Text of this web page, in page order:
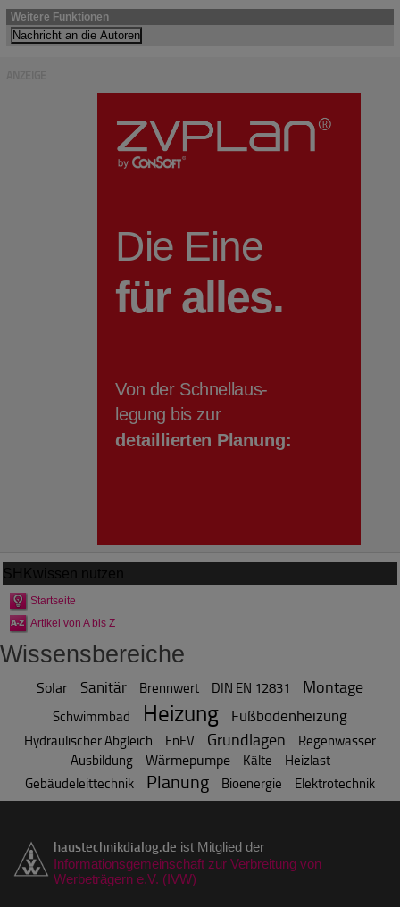
Weitere Funktionen
SHKwissen nutzen
Startseite
Artikel von A bis Z
Wissensbereiche
Solar Sanitär Brennwert DIN EN 12831 Montage
Schwimmbad Heizung Fußbodenheizung
Hydraulischer Abgleich EnEV Grundlagen
Regenwasser
Ausbildung
Wärmepumpe Kälte
Heizlast
Gebäudeleittechnik
Planung Bioenergie Elektrotechnik
haustechnikdialog.de ist Mitglied der
Informationsgemeinschaft zur Verbreitung von
Werbeträgern e.V. (IVW)